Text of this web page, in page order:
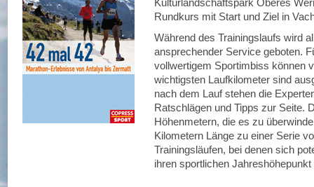
Kulturlandschaftspark Oberes
Rundkurs mit Start und Ziel in
Während des Trainingslaufs wird
ansprechender Service geboten.
vollwertigem Sportimbiss können
wichtigsten Laufkilometer sind
nach dem Lauf stehen die
Ratschlägen und Tipps zur Seite.
Höhenmetern, die es zu
Kilometern Länge zu einer Serie
Trainingsläufen, bei denen sich
ihren sportlichen